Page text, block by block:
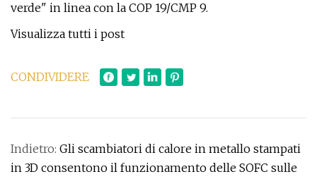
verde" in linea con la COP 19/CMP 9.
Visualizza tutti i post
CONDIVIDERE
Indietro: Gli scambiatori di calore in metallo stampati
in 3D consentono il funzionamento delle SOFC sulle